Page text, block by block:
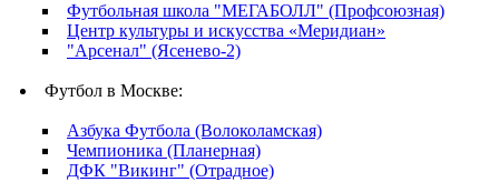
Футбольная школа "МЕГАБОЛЛ" (Профсоюзная)
Центр культуры и искусства «Меридиан»
"Арсенал" (Ясенево-2)
Футбол в Москве:
Азбука Футбола (Волоколамская)
Чемпионика (Планерная)
ДФК "Викинг" (Отрадное)